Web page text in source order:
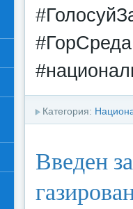
#ГорСреда
Категория:
Введен